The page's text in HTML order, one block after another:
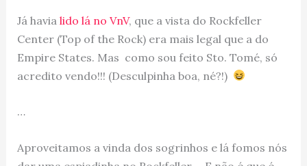
Já havia lido lá no VnV, que a vista do Rockfeller
Center (Top of the Rock) era mais legal que a do
Empire States. Mas como sou feito Sto. Tomé, só
acredito vendo!!! (Desculpinha boa, né?!)
…
Aproveitamos a vinda dos sogrinhos e lá fomos nós